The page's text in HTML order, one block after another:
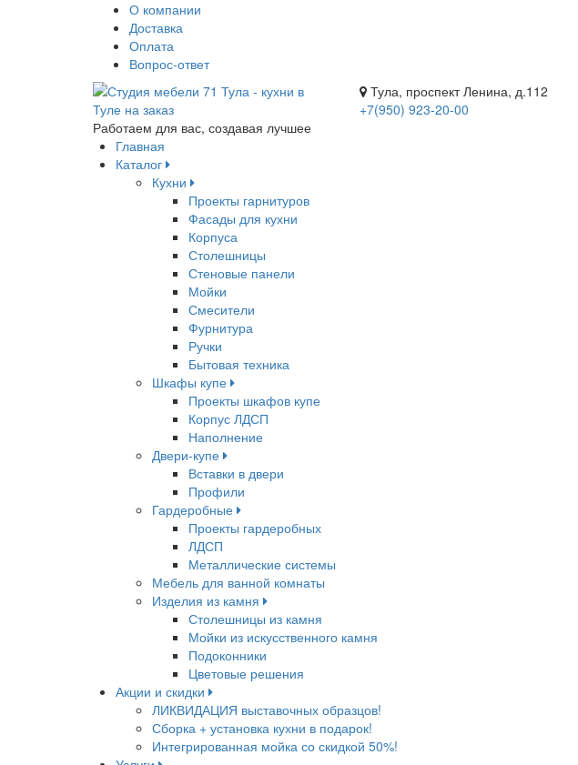
О компании
Доставка
Оплата
Вопрос-ответ
Работаем для вас, создавая лучшее
Тула, проспект Ленина, д.112
+7(950) 923-20-00
Главная
Каталог
Кухни
Проекты гарнитуров
Фасады для кухни
Корпуса
Столешницы
Стеновые панели
Мойки
Смесители
Фурнитура
Ручки
Бытовая техника
Шкафы купе
Проекты шкафов купе
Корпус ЛДСП
Наполнение
Двери-купе
Вставки в двери
Профили
Гардеробные
Проекты гардеробных
ЛДСП
Металлические системы
Мебель для ванной комнаты
Изделия из камня
Столешницы из камня
Мойки из искусственного камня
Подоконники
Цветовые решения
Акции и скидки
ЛИКВИДАЦИЯ выставочных образцов!
Сборка + установка кухни в подарок!
Интегрированная мойка со скидкой 50%!